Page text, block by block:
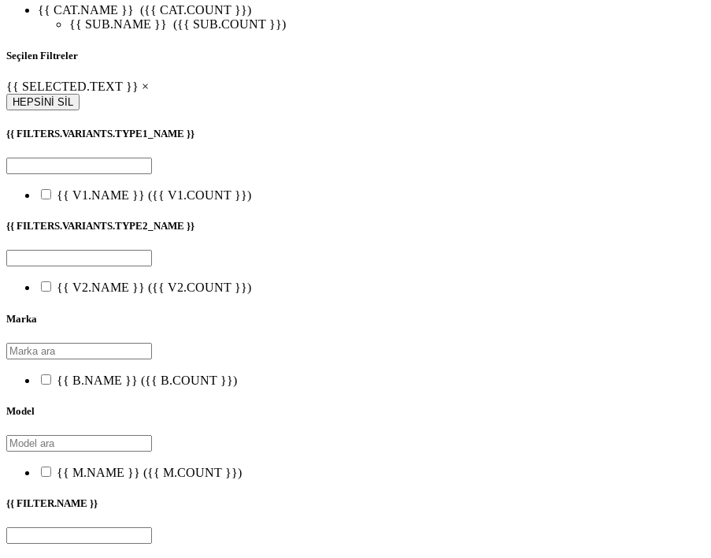
{{ CAT.NAME }} ({{ CAT.COUNT }})
{{ SUB.NAME }} ({{ SUB.COUNT }})
Seçilen Filtreler
{{ SELECTED.TEXT }} ×
HEPSİNİ SİL
{{ FILTERS.VARIANTS.TYPE1_NAME }}
{{ V1.NAME }} ({{ V1.COUNT }})
{{ FILTERS.VARIANTS.TYPE2_NAME }}
{{ V2.NAME }} ({{ V2.COUNT }})
Marka
{{ B.NAME }} ({{ B.COUNT }})
Model
{{ M.NAME }} ({{ M.COUNT }})
{{ FILTER.NAME }}